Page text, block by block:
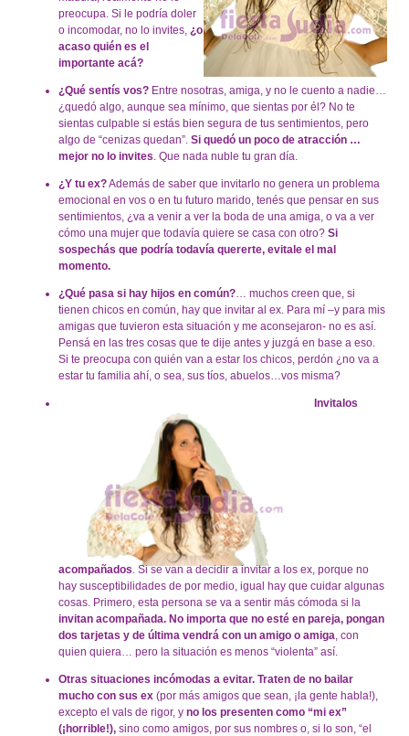
preocupa. Si le podría doler
o incomodar, no lo invites, ¿o
acaso quién es el
importante acá?
¿Qué sentís vos? Entre nosotras, amiga, y no le cuento a nadie…
¿quedó algo, aunque sea mínimo, que sientas por él? No te
sientas culpable si estás bien segura de tus sentimientos, pero
algo de “cenizas quedan”. Si quedó un poco de atracción …
mejor no lo invites. Que nada nuble tu gran día.
¿Y tu ex?Además de saber que invitarlo no genera un problema
emocional en vos o en tu futuro marido, tenés que pensar en sus
sentimientos, ¿va a venir a ver la boda de una amiga, o va a ver
cómo una mujer que todavía quiere se casa con otro? Si
sospechás que podría todavía quererte, evitale el mal
momento.
¿Qué pasa si hay hijos en común?… muchos creen que, si
tienen chicos en común, hay que invitar al ex. Para mí –y para mis
amigas que tuvieron esta situación y me aconsejaron- no es así.
Pensá en las tres cosas que te dije antes y juzgá en base a eso.
Si te preocupa con quién van a estar los chicos, perdón ¿no va a
estar tu familia ahí, o sea, sus tíos, abuelos…vos misma?
Invitalos
acompañados. Si se van a decidir a invitar a los ex, porque no
hay susceptibilidades de por medio, igual hay que cuidar algunas
cosas. Primero, esta persona se va a sentir más cómoda si la
invitan acompañada. No importa que no esté en pareja, pongan
dos tarjetas y de última vendrá con un amigo o amiga, con
quien quiera… pero la situación es menos “violenta” así.
Otras situaciones incómodas a evitar. Traten de no bailar
mucho con sus ex (por más amigos que sean, ¡la gente habla!),
excepto el vals de rigor, y no los presenten como “mi ex”
(¡horrible!), sino como amigos, por sus nombres o, si lo son, “el